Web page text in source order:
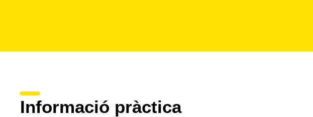
Informació pràctica